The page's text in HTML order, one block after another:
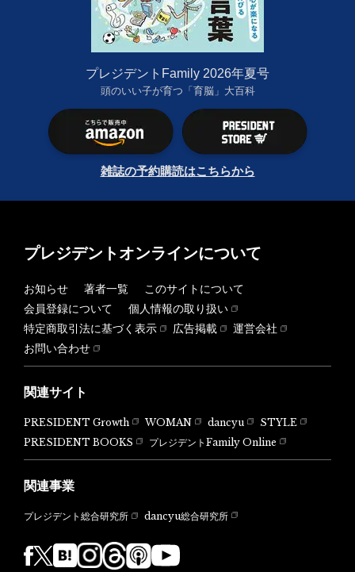
プレジデントFamily 2026年夏号
頭のいい子が育つ「育脳」大百科
雑誌の予約購読はこちらから
プレジデントオンラインについて
お知らせ 著者一覧
このサイトについて
会員登録について
個人情報の取り扱い
特定商取引法に基づく表示
広告掲載
運営会社
お問い合わせ
関連サイト
PRESIDENT Growth WOMAN dancyu
STYLE
PRESIDENT BOOKS
プレジデントFamily Online
関連事業
プレジデント総合研究所 dancyu総合研究所